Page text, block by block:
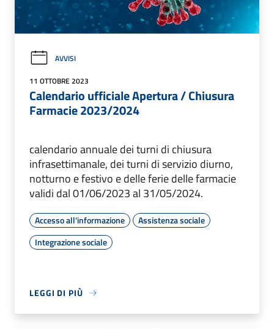
AVVISI
11 OTTOBRE 2023
Calendario ufficiale Apertura / Chiusura
Farmacie 2023/2024
calendario annuale dei turni di chiusura
infrasettimanale, dei turni di servizio diurno,
notturno e festivo e delle ferie delle farmacie
validi dal 01/06/2023 al 31/05/2024.
Accesso all'informazione
Assistenza sociale
Integrazione sociale
LEGGI DI PIÙ